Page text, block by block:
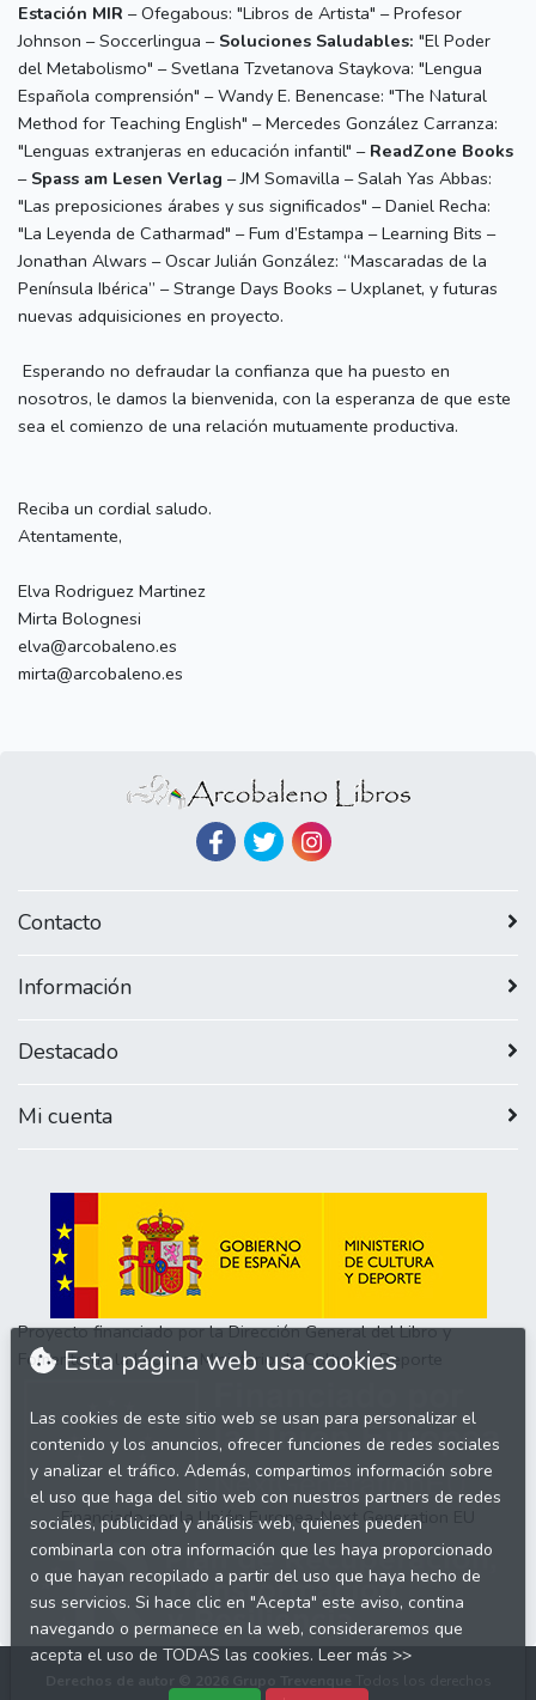
Estación MIR – Ofegabous: "Libros de Artista" – Profesor
Johnson – Soccerlingua – Soluciones Saludables: "El Poder
del Metabolismo" – Svetlana Tzvetanova Staykova: "Lengua
Española comprensión" – Wandy E. Benencase: "The Natural
Method for Teaching English" – Mercedes González Carranza:
"Lenguas extranjeras en educación infantil" – ReadZone Books
– Spass am Lesen Verlag – JM Somavilla – Salah Yas Abbas:
"Las preposiciones árabes y sus significados" – Daniel Recha:
"La Leyenda de Catharmad" – Fum d’Estampa – Learning Bits –
Jonathan Alwars – Oscar Julián González: “Mascaradas de la
Península Ibérica” – Strange Days Books – Uxplanet, y futuras
nuevas adquisiciones en proyecto.
Esperando no defraudar la confianza que ha puesto en
nosotros, le damos la bienvenida, con la esperanza de que este
sea el comienzo de una relación mutuamente productiva.
Reciba un cordial saludo.
Atentamente,
Elva Rodriguez Martinez
Mirta Bolognesi
elva@arcobaleno.es
mirta@arcobaleno.es
Contacto
Información
Destacado
Mi cuenta
Proyecto financiado por la Dirección General del Libro y
Fomento de la Lectura, Ministerio de Cultura y Deporte
Financiado por la Unión Europea-Next Generation EU
Esta página web usa cookies
Las cookies de este sitio web se usan para personalizar el
contenido y los anuncios, ofrecer funciones de redes sociales
y analizar el tráfico. Además, compartimos información sobre
el uso que haga del sitio web con nuestros partners de redes
sociales, publicidad y análisis web, quienes pueden
combinarla con otra información que les haya proporcionado
o que hayan recopilado a partir del uso que haya hecho de
sus servicios. Si hace clic en "Acepta" este aviso, contina
navegando o permanece en la web, consideraremos que
acepta el uso de TODAS las cookies. Leer más >>